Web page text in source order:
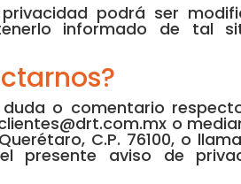
podrá ser
informado de tal
o comentario
o
C.P. 76100, o
presente aviso de